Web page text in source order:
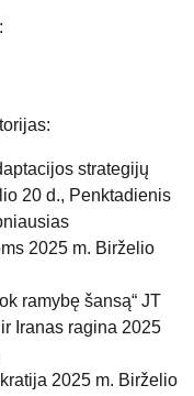
strategijų
20 d., Penktadienis
2025 m. Birželio
ramybę šansą“ JT
Iranas ragina 2025
2025 m. Birželio